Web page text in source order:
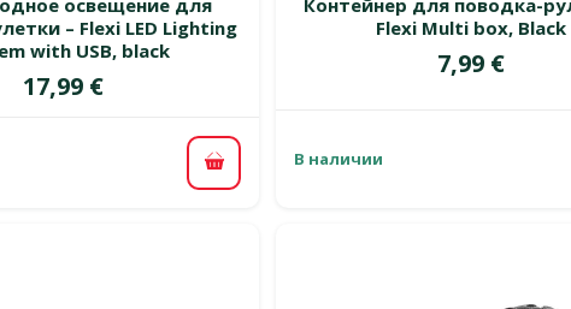
– Flexi LED Lighting
with USB, black
Цена
17,99 €
В корзину
Flexi Multi box, Black
Цена
7,99 €
В наличии